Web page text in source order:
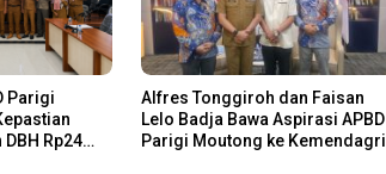
Parigi
Rp24
Alfres Tonggiroh dan Faisan
Lelo Badja Bawa Aspirasi APBD
Parigi Moutong ke Kemendagri